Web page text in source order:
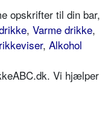
opskrifter til din bar,
, Varme drikke,
, Alkohol
Vi hjælper